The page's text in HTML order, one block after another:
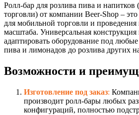
Ролл-бар для розлива пива и напитков
торговли) от компании Beer-Shop –
для мобильной торговли и
масштаба. Универсальная конструкция
адаптировать оборудование под
пива и лимонадов до розлива других
Возможности и
Изготовление под заказ:
производит ролл-бары любых
конфигураций, полностью